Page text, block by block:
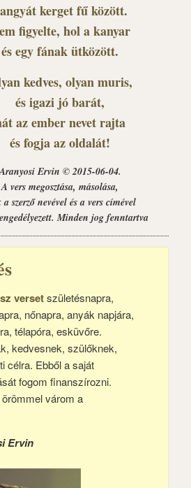
kerget fű között.
figyelte, hol a kanyar
és egy fának ütközött.
kedves, olyan muris,
és igazi jó barát,
az ember nevet rajta
és fogja az oldalát!
Ervin © 2015-06-04.
A vers megosztása, másolása,
a szerző nevével és a vers címével
Minden jog fenntartva
versetszületésnapra,
nőnapra, anyák napjára,
télapóra, esküvőre.
kedvesnek, szülőknek,
célra. Ebből a saját
fogom finanszírozni.
várom a
Ervin